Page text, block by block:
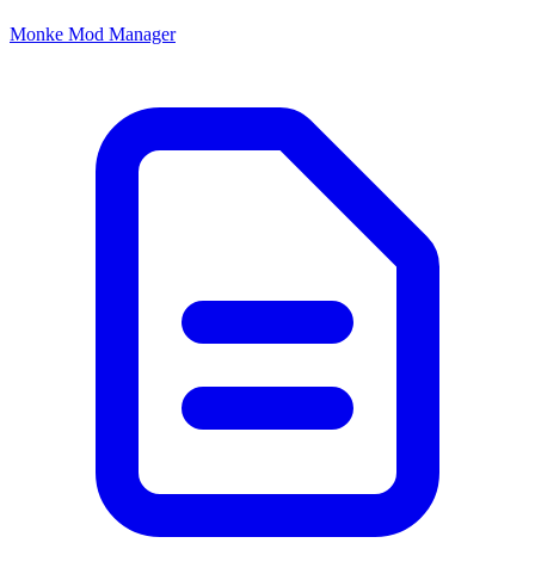
Monke Mod Manager